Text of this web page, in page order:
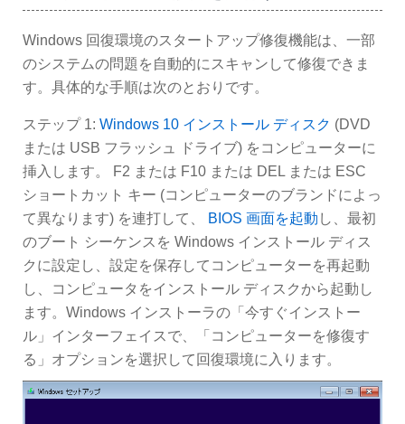
Windows 回復環境のスタートアップ修復機能は、一部
のシステムの問題を自動的にスキャンして修復できま
す。具体的な手順は次のとおりです。
ステップ 1: Windows 10 インストール ディスク (DVD
または USB フラッシュ ドライブ) をコンピューターに
挿入します。 F2 または F10 または DEL または ESC
ショートカット キー (コンピューターのブランドによっ
て異なります) を連打して、
BIOS 画面を起動 し、最初
のブート シーケンスを Windows インストール ディス
クに設定し、設定を保存してコンピューターを再起動
し、コンピュータをインストール ディスクから起動し
ます。Windows インストーラの「今すぐインストー
ル」インターフェイスで、「コンピューターを修復す
る」オプションを選択して回復環境に入ります。